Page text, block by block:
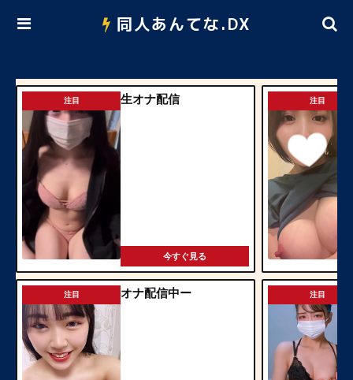
同人あんてな.DX
注目 生オナ配信
今すぐ見る
注目 オナ配信中ー
注目
注目